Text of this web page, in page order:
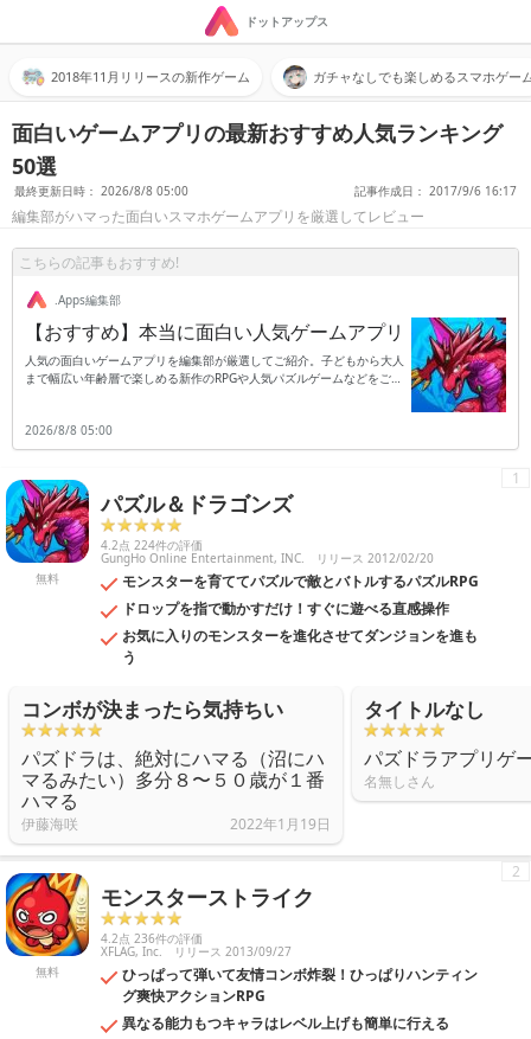
ドットアップス
2018年11月リリースの新作ゲーム ガチャなしでも楽しめるスマホゲー
面白いゲームアプリの最新おすすめ人気ランキング
50選
最終更新日時： 2026/8/8 05:00 記事作成日： 2017/9/6 16:17
編集部がハマった面白いスマホゲームアプリを厳選してレビュー
こちらの記事もおすすめ!
.Apps編集部
【おすすめ】本当に面白い人気ゲームアプリ
人気の面白いゲームアプリを編集部が厳選してご紹介。子どもから大人
まで幅広い年齢層で楽しめる新作のRPGや人気パズルゲームなどをご紹
2026/8/8 05:00
無料
パズル＆ドラゴンズ
4.2点 224件の評価
GungHo Online Entertainment, INC. リリース 2012/02/20
モンスターを育ててパズルで敵とバトルするパズルRPG
ドロップを指で動かすだけ！すぐに遊べる直感操作
お気に入りのモンスターを進化させてダンジョンを進も
う
1
コンボが決まったら気持ちい
パズドラは、絶対にハマる（沼にハ
マるみたい）多分８〜５０歳が１番
ハマる
伊藤海咲 2022年1月19日
タイトルなし
パズドラアプリゲ
名無しさん
無料
モンスターストライク
4.2点 236件の評価
XFLAG, Inc. リリース 2013/09/27
ひっぱって弾いて友情コンボ炸裂！ひっぱりハンティン
グ爽快アクションRPG
異なる能力もつキャラはレベル上げも簡単に行える
2